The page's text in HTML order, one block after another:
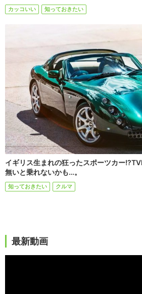
カッコいい 知っておきたい
イギリス生まれの狂ったスポーツカー
無いと乗れないかも…。
知っておきたい クルマ
最新動画